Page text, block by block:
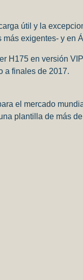
útil y la
exigentes- y en
en versión
a finales de 2017.
el mercado
plantilla de más